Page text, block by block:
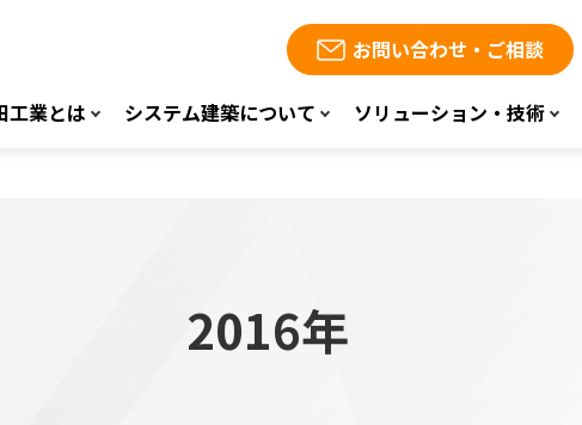
工業とは システム建築について ソリューション・技術
お問い合わせ・ご相談
2016年